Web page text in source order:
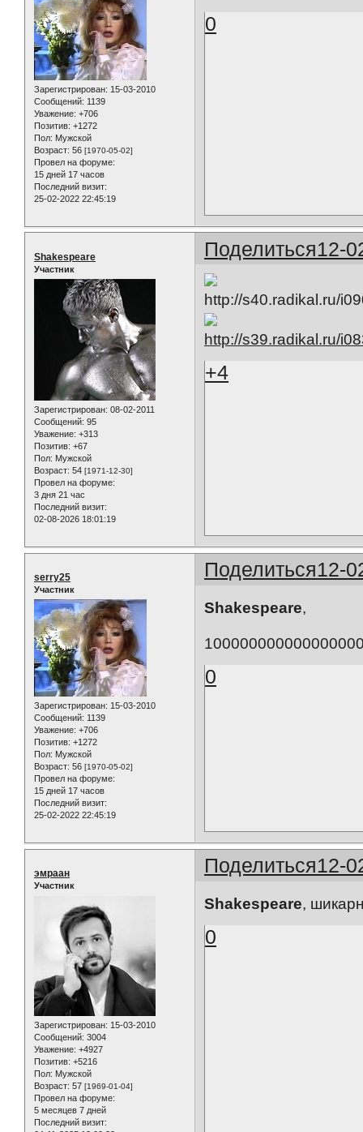
Зарегистрирован: 15-03-2010
Сообщений: 1139
Уважение: +706
Позитив: +1272
Пол: Мужской
Возраст: 56 [1970-05-02]
Провел на форуме:
15 дней 17 часов
Последний визит:
25-02-2022 22:45:19
0
Поделиться12-
Shakespeare
Участник
Зарегистрирован: 08-02-2011
Сообщений: 95
Уважение: +313
Позитив: +67
Пол: Мужской
Возраст: 54 [1971-12-30]
Провел на форуме:
3 дня 21 час
Последний визит:
02-08-2026 18:01:19
+4
Поделиться12-
serry25
Участник
Зарегистрирован: 15-03-2010
Сообщений: 1139
Уважение: +706
Позитив: +1272
Пол: Мужской
Возраст: 56 [1970-05-02]
Провел на форуме:
15 дней 17 часов
Последний визит:
25-02-2022 22:45:19
Shakespeare,
0
Поделиться12-
эмраан
Участник
Зарегистрирован: 15-03-2010
Сообщений: 3004
Уважение: +4927
Позитив: +5216
Пол: Мужской
Возраст: 57 [1969-01-04]
Провел на форуме:
5 месяцев 7 дней
Последний визит:
Shakespeare,
0